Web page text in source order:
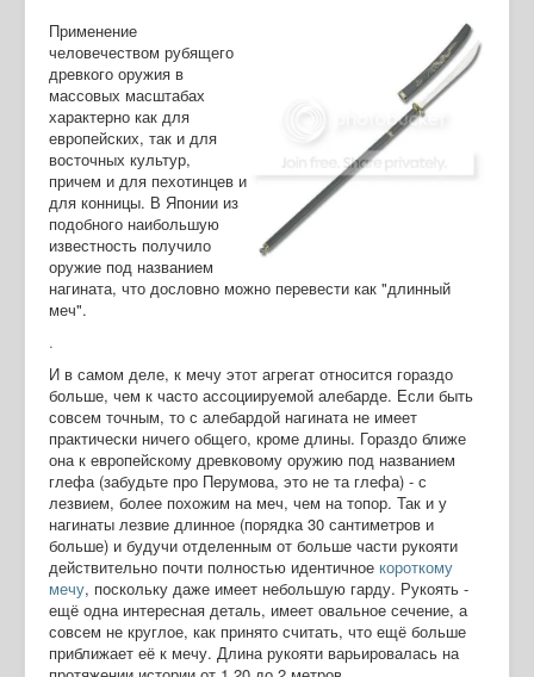
Применение
человечеством рубящего
древкого оружия в
массовых масштабах
характерно как для
европейских, так и для
восточных культур,
причем и для пехотинцев и
для конницы. В Японии из
подобного наибольшую
известность получило
оружие под названием
нагината, что дословно можно перевести как "длинный
меч".
.
И в самом деле, к мечу этот агрегат относится гораздо
больше, чем к часто ассоциируемой алебарде. Если быть
совсем точным, то с алебардой нагината не имеет
практически ничего общего, кроме длины. Гораздо ближе
она к европейскому древковому оружию под названием
глефа (забудьте про Перумова, это не та глефа) - с
лезвием, более похожим на меч, чем на топор. Так и у
нагинаты лезвие длинное (порядка 30 сантиметров и
больше) и будучи отделенным от больше части рукояти
действительно почти полностью идентичное короткому
мечу, поскольку даже имеет небольшую гарду. Рукоять -
ещё одна интересная деталь, имеет овальное сечение, а
совсем не круглое, как принято считать, что ещё больше
приближает её к мечу. Длина рукояти варьировалась на